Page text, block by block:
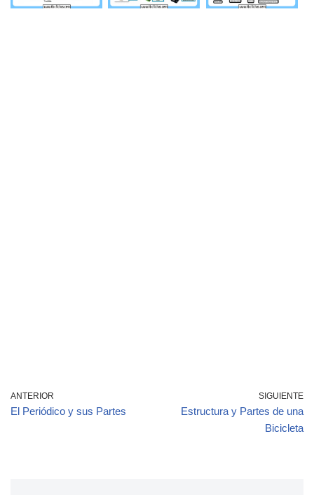
ANTERIOR
El Periódico y sus Partes
SIGUIENTE
Estructura y Partes de una
Bicicleta